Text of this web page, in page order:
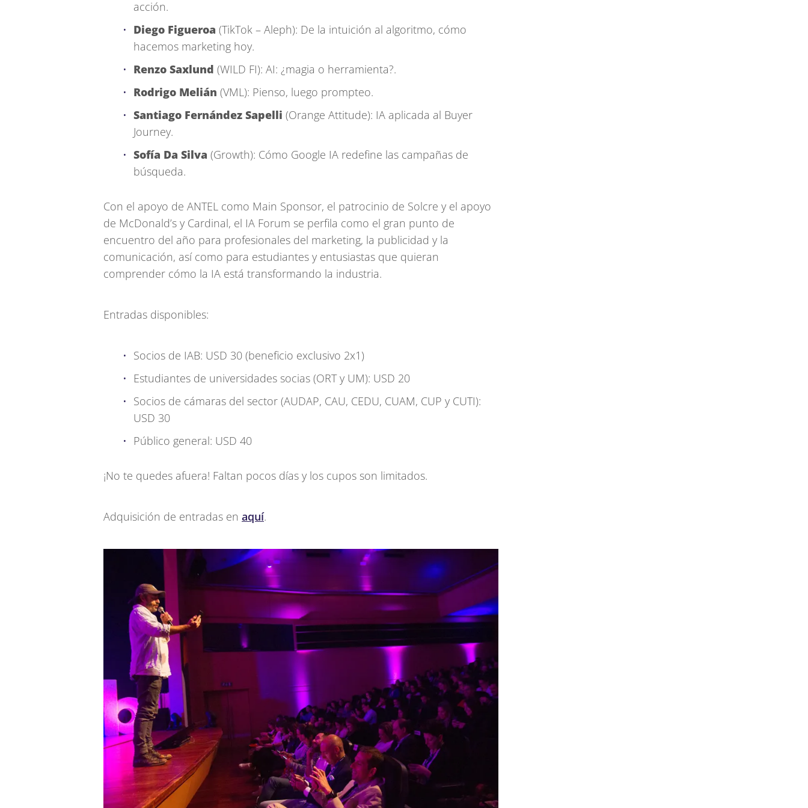
acción.
Diego Figueroa (TikTok – Aleph): De la intuición al algoritmo, cómo
hacemos marketing hoy.
Renzo Saxlund (WILD FI): AI: ¿magia o herramienta?.
Rodrigo Melián (VML): Pienso, luego prompteo.
Santiago Fernández Sapelli (Orange Attitude): IA aplicada al Buyer
Journey.
Sofía Da Silva (Growth): Cómo Google IA redefine las campañas de
búsqueda.
Con el apoyo de ANTEL como Main Sponsor, el patrocinio de Solcre y el apoyo
de McDonald’s y Cardinal, el IA Forum se perfila como el gran punto de
encuentro del año para profesionales del marketing, la publicidad y la
comunicación, así como para estudiantes y entusiastas que quieran
comprender cómo la IA está transformando la industria.
Entradas disponibles:
Socios de IAB: USD 30 (beneficio exclusivo 2x1)
Estudiantes de universidades socias (ORT y UM): USD 20
Socios de cámaras del sector (AUDAP, CAU, CEDU, CUAM, CUP y CUTI):
USD 30
Público general: USD 40
¡No te quedes afuera! Faltan pocos días y los cupos son limitados.
Adquisición de entradas en aquí.